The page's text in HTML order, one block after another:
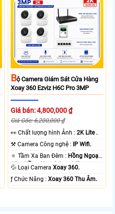
BỘ Camera Giám Sát Cửa Hàng
Xoay 360 Ezviz H6C Pro 3MP
Giá bán: 4,800,000 ₫
Giá Gốc: 6,200,000 ₫
️👀 Chất lượng hình Ảnh :2K Lite .
⚒ Camera Công nghệ : IP Wifi.
🔅 Tầm Xa Ban Đêm : Hồng Ngoại
10m Hồng Ngoại Smart IR.
💦 Loại CameraXoay 360.
️ƒ Chức Năng :Xoay 360 Thu Âm.